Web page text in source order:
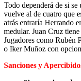
Todo dependerá de si
vuelve al de cuatro que
atrás entraría Herrando
medular. Juan Cruz
Jugadores como Rubén
o Iker Muñoz con
Sanciones y